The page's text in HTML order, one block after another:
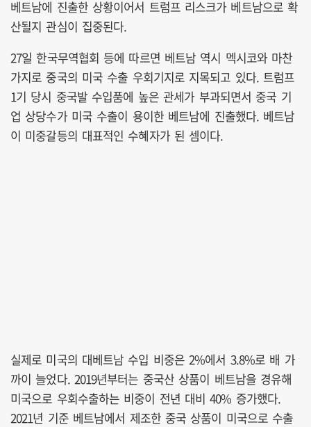
베트남에 진출한 상황이어서 트럼프 리스크가 베트남으로 확
산될지 관심이 집중된다.
27일 한국무역협회 등에 따르면 베트남 역시 멕시코와 마찬
가지로 중국의 미국 수출 우회기지로 지목되고 있다. 트럼프
1기 당시 중국발 수입품에 높은 관세가 부과되면서 중국 기
업 상당수가 미국 수출이 용이한 베트남에 진출했다. 베트남
이 미중갈등의 대표적인 수혜자가 된 셈이다.
실제로 미국의 대베트남 수입 비중은 2%에서 3.8%로 배 가
까이 늘었다. 2019년부터는 중국산 상품이 베트남을 경유해
미국으로 우회수출하는 비중이 전년 대비 40% 증가했다.
2021년 기준 베트남에서 제조한 중국 상품이 미국으로 수출